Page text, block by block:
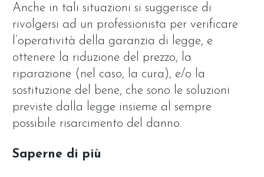
Anche in tali situazioni si suggerisce di
rivolgersi ad un professionista per verificare
l’operatività della garanzia di legge, e
ottenere la riduzione del prezzo, la
riparazione (nel caso, la cura), e/o la
sostituzione del bene, che sono le soluzioni
previste dalla legge insieme al sempre
possibile risarcimento del danno.
Saperne di più